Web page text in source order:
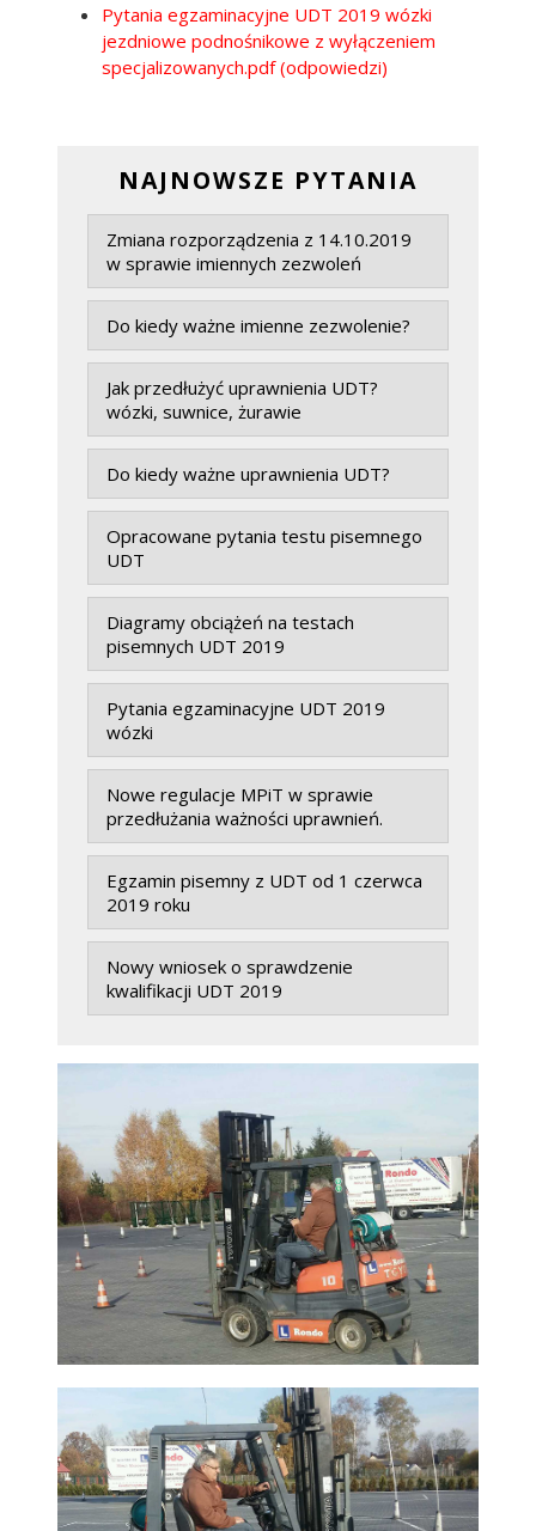
Pytania egzaminacyjne UDT 2019 wózki
jezdniowe podnośnikowe z wyłączeniem
specjalizowanych.pdf (odpowiedzi)
NAJNOWSZE PYTANIA
Zmiana rozporządzenia z 14.10.2019
w sprawie imiennych zezwoleń
Do kiedy ważne imienne zezwolenie?
Jak przedłużyć uprawnienia UDT?
wózki, suwnice, żurawie
Do kiedy ważne uprawnienia UDT?
Opracowane pytania testu pisemnego
UDT
Diagramy obciążeń na testach
pisemnych UDT 2019
Pytania egzaminacyjne UDT 2019
wózki
Nowe regulacje MPiT w sprawie
przedłużania ważności uprawnień.
Egzamin pisemny z UDT od 1 czerwca
2019 roku
Nowy wniosek o sprawdzenie
kwalifikacji UDT 2019